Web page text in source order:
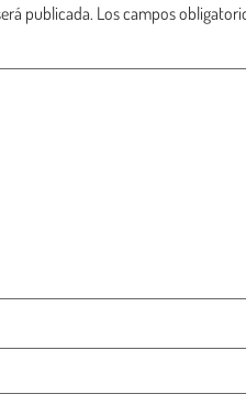
publicada. Los campos